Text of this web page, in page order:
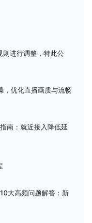
则进行调整，特此公
，优化直播画质与流畅
南：就近接入降低延
大高频问题解答：新